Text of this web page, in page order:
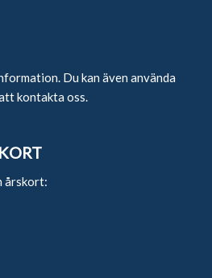
Du kan även använda
kontakta oss.
årskort: